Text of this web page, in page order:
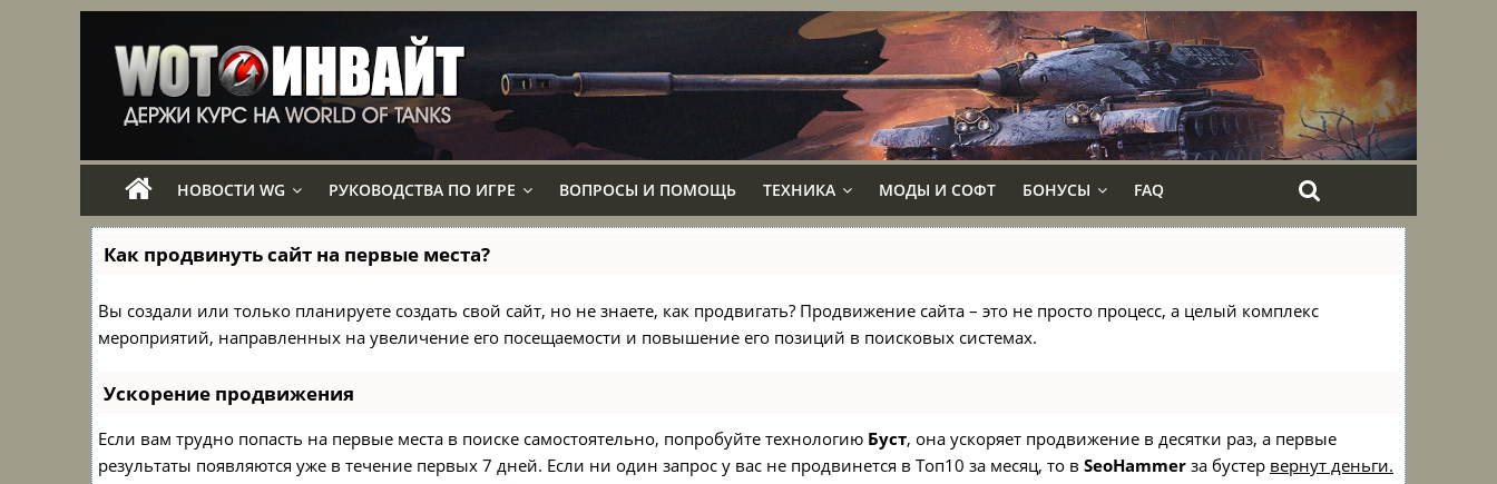
НОВОСТИ WG РУКОВОДСТВА ПО ИГРЕ ВОПРОСЫ И ПОМОЩЬ ТЕХНИКА МОДЫ И СОФТ БОНУСЫ FAQ
Как продвинуть сайт на первые места?
Вы создали или только планируете создать свой сайт, но не знаете, как продвигать? Продвижение сайта – это не просто процесс, а целый комплекс
мероприятий, направленных на увеличение его посещаемости и повышение его позиций в поисковых системах.
Ускорение продвижения
Если вам трудно попасть на первые места в поиске самостоятельно, попробуйте технологию Буст, она ускоряет продвижение в десятки раз, а первые
результаты появляются уже в течение первых 7 дней. Если ни один запрос у вас не продвинется в Топ10 за месяц, то в SeoHammer за бустер вернут деньги.